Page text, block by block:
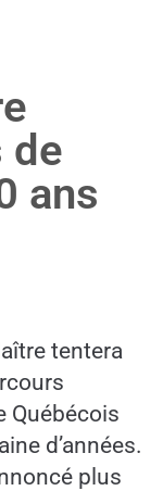
de
ans
tentera
Québécois
d’années.
plus